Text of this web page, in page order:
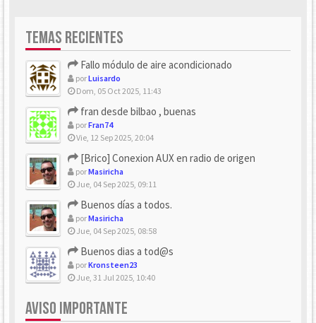
TEMAS RECIENTES
Fallo módulo de aire acondicionado
porLuisardo
Dom, 05 Oct 2025, 11:43
fran desde bilbao , buenas
porFran74
Vie, 12 Sep 2025, 20:04
[Brico] Conexion AUX en radio de origen
porMasiricha
Jue, 04 Sep 2025, 09:11
Buenos días a todos.
porMasiricha
Jue, 04 Sep 2025, 08:58
Buenos dias a tod@s
porKronsteen23
Jue, 31 Jul 2025, 10:40
AVISO IMPORTANTE